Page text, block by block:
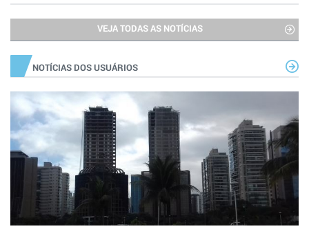
VEJA TODAS AS NOTÍCIAS
NOTÍCIAS DOS USUÁRIOS